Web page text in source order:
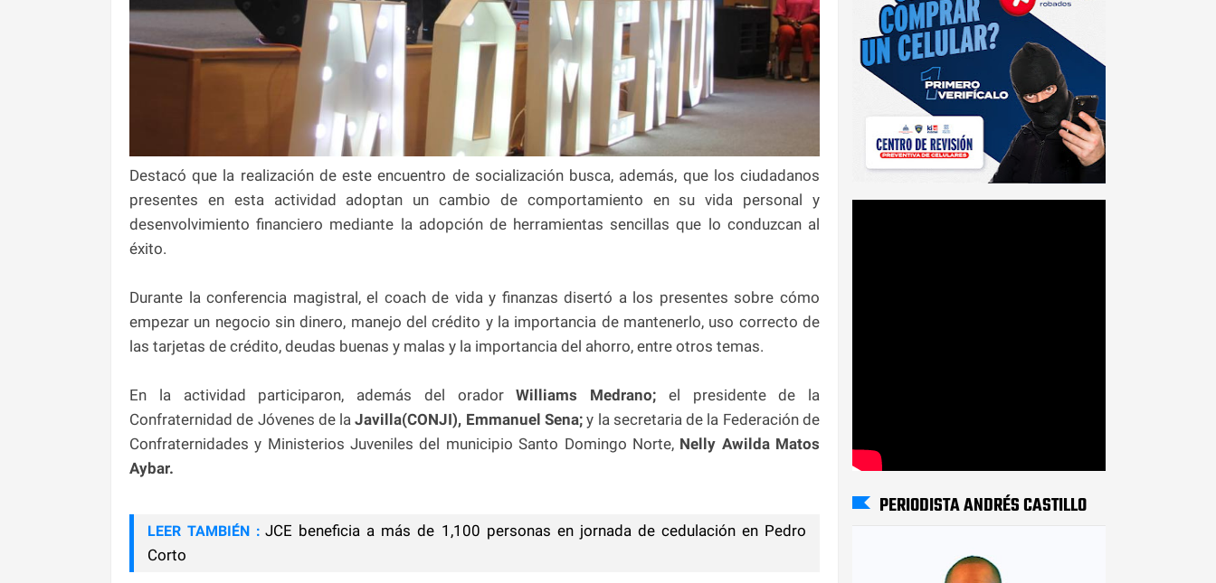
Destacó que la realización de este encuentro de socialización busca, además, que los ciudadanos
presentes en esta actividad adoptan un cambio de comportamiento en su vida personal y
desenvolvimiento financiero mediante la adopción de herramientas sencillas que lo conduzcan al
éxito.
Durante la conferencia magistral, el coach de vida y finanzas disertó a los presentes sobre cómo
empezar un negocio sin dinero, manejo del crédito y la importancia de mantenerlo, uso correcto de
las tarjetas de crédito, deudas buenas y malas y la importancia del ahorro, entre otros temas.
En la actividad participaron, además del oradorWilliams Medrano; el presidente de la
Confraternidad de Jóvenes de la Javilla(CONJI), Emmanuel Sena;y la secretaria de la Federación de
Confraternidades y Ministerios Juveniles del municipio Santo Domingo Norte, Nelly Awilda Matos
Aybar.
LEER TAMBIÉN : JCE beneficia a más de 1,100 personas en jornada de cedulación en Pedro
Corto
PERIODISTA ANDRÉS CASTILLO